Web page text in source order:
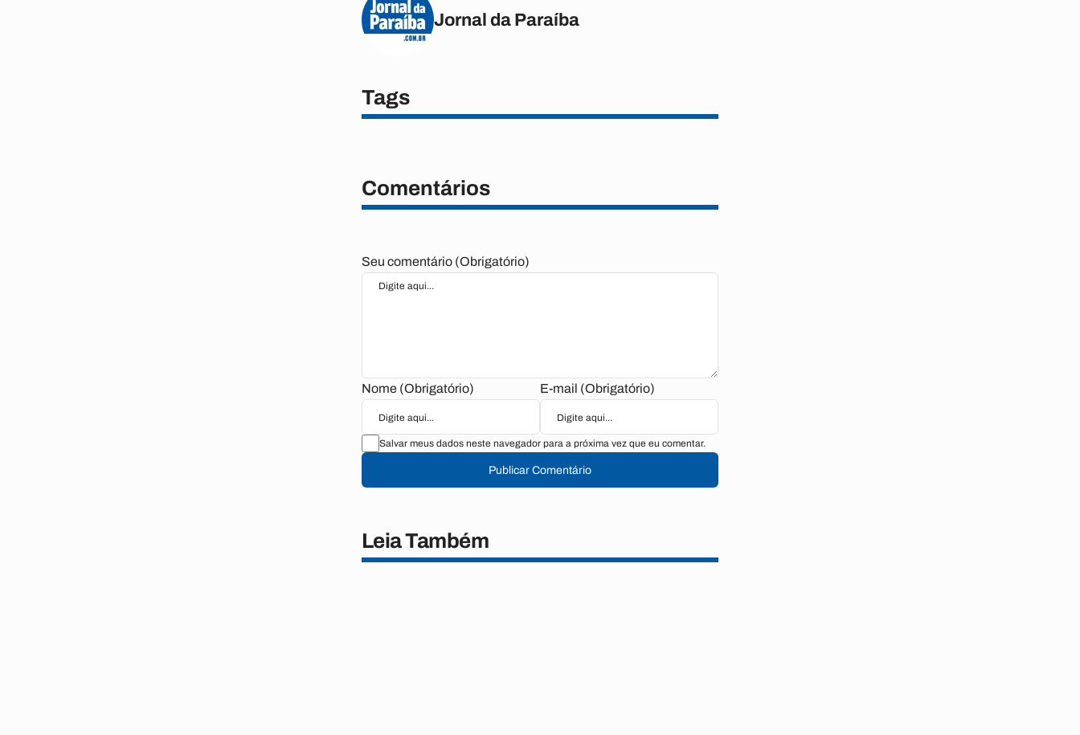
Jornal da Paraíba
Tags
Comentários
Seu comentário (Obrigatório)
Nome (Obrigatório) E-mail (Obrigatório)
Salvar meus dados neste navegador para a próxima vez que eu comentar.
Publicar Comentário
Leia Também